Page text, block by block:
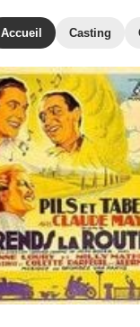
Accueil Casting